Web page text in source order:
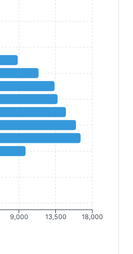
9,000 13,500 18,000